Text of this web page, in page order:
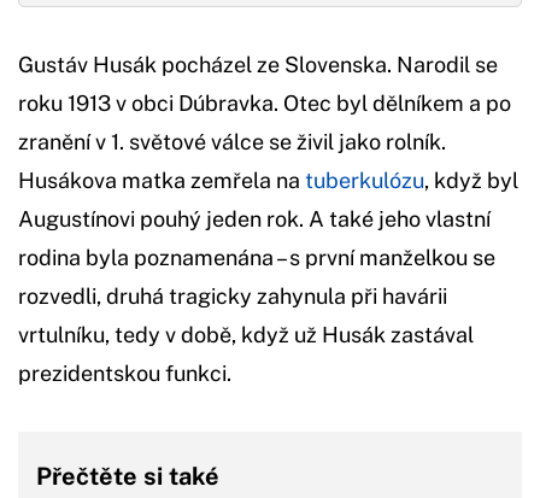
Gustáv Husák pocházel ze Slovenska. Narodil se
roku 1913 v obci Dúbravka. Otec byl dělníkem a po
zranění v 1. světové válce se živil jako rolník.
Husákova matka zemřela na tuberkulózu, když byl
Augustínovi pouhý jeden rok. A také jeho vlastní
rodina byla poznamenána – s první manželkou se
rozvedli, druhá tragicky zahynula při havárii
vrtulníku, tedy v době, když už Husák zastával
prezidentskou funkci.
Přečtěte si také